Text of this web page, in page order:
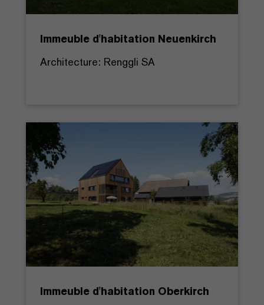
Immeuble d'habitation Neuenkirch
Architecture: Renggli SA
Immeuble d'habitation Oberkirch